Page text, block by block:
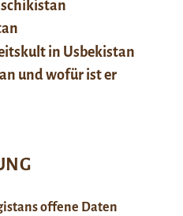
in Usbekistan
und wofür ist er
offene Daten